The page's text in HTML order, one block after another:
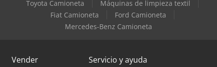
Toyota Camioneta
Máquinas de limpieza textil
Fiat Camioneta
Ford Camioneta
Mercedes-Benz Camioneta
Vender Servicio y ayuda